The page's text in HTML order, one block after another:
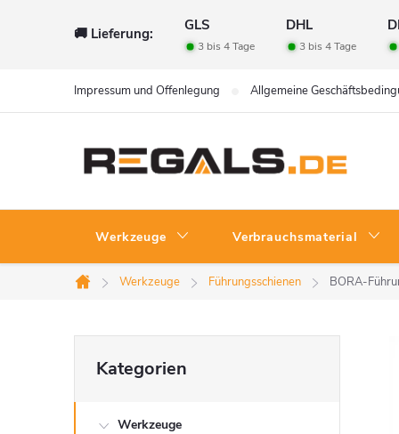
🚚 Lieferung: GLS DHL
3 bis 4 Tage 3 bis 4 Tage
Impressum und Offenlegung Allgemeine
Werkzeuge Verbrauchsmaterial
Startseite
Werkzeuge Führungsschienen BORA-
e
überspringen
Kategorien
Werkzeuge